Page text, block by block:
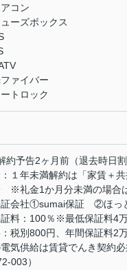
コン
ーズボックス
ァイバー
トロック
約予告2ヶ月前（退去時日
１年未満解約は「家賃＋
※礼金1か月分未満の場合
会社①sumai保証 ②ほっ
料：100％※最低保証料4
税別800円、年間保証料2
気供給は賃貸でんき契約
003）